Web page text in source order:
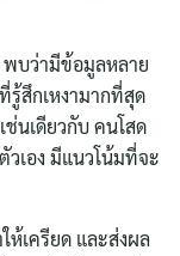
พบว่ามีข้อมูลหลาย
รู้สึกเหงามากที่สุด
นเดียวกับ คนโสด
เอง มีแนวโน้มที่จะ
ห้เครียด และส่งผล